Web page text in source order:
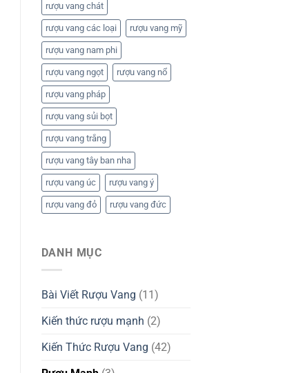
rượu vang chát
rượu vang các loại rượu vang mỹ
rượu vang nam phi
rượu vang ngọt rượu vang nổ
rượu vang pháp
rượu vang sủi bọt
rượu vang trắng
rượu vang tây ban nha
rượu vang úc rượu vang ý
rượu vang đỏ rượu vang đức
DANH MỤC
Bài Viết Rượu Vang (11)
Kiến thức rượu mạnh (2)
Kiến Thức Rượu Vang (42)